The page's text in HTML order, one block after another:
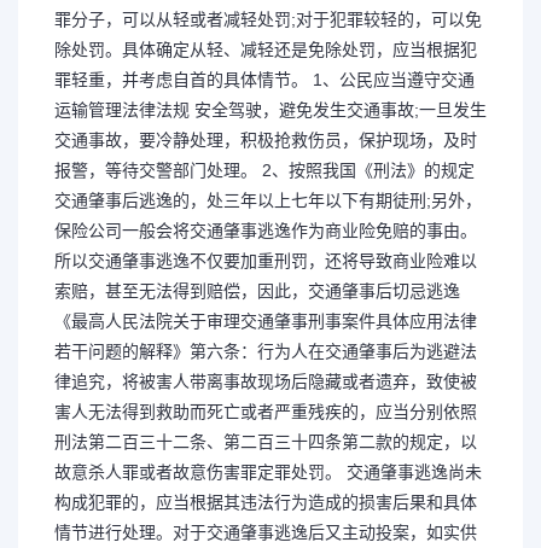
罪分子，可以从轻或者减轻处罚;对于犯罪较轻的，可以免
除处罚。具体确定从轻、减轻还是免除处罚，应当根据犯
罪轻重，并考虑自首的具体情节。 1、公民应当遵守交通
运输管理法律法规 安全驾驶，避免发生交通事故;一旦发生
交通事故，要冷静处理，积极抢救伤员，保护现场，及时
报警，等待交警部门处理。 2、按照我国《刑法》的规定
交通肇事后逃逸的，处三年以上七年以下有期徒刑;另外，
保险公司一般会将交通肇事逃逸作为商业险免赔的事由。
所以交通肇事逃逸不仅要加重刑罚，还将导致商业险难以
索赔，甚至无法得到赔偿，因此，交通肇事后切忌逃逸
《最高人民法院关于审理交通肇事刑事案件具体应用法律
若干问题的解释》第六条：行为人在交通肇事后为逃避法
律追究，将被害人带离事故现场后隐藏或者遗弃，致使被
害人无法得到救助而死亡或者严重残疾的，应当分别依照
刑法第二百三十二条、第二百三十四条第二款的规定，以
故意杀人罪或者故意伤害罪定罪处罚。 交通肇事逃逸尚未
构成犯罪的，应当根据其违法行为造成的损害后果和具体
情节进行处理。对于交通肇事逃逸后又主动投案，如实供